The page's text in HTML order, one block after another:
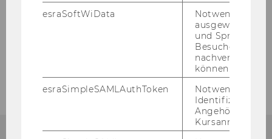
Stu­di­en­start
In­fo­bro­schü­re Doktorats-​/PhD-​Studien
esraSoftWiData
Notwendig um
ausgewählte
und
Besuchers
nachverfolgen
können.
esraSimpleSAMLAuthToken
Notwendig zur
Identifizierung
Angehörige/r für
Kursanmeldung.